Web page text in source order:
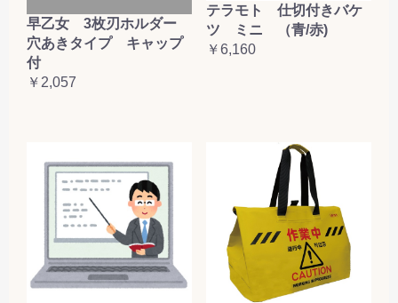
早乙女 3枚刃ホルダー
穴あきタイプ キャップ
付
￥2,057
テラモト 仕切付きバケ
ツ ミニ （青/赤)
￥6,160